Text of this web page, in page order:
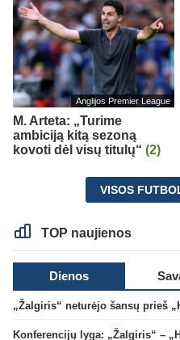
Anglijos Premier League
M. Arteta: „Turime
ambiciją kitą sezoną
kovoti dėl visų titulų“ (2)
VISOS
TOP naujienos
Dienos
„Žalgiris“ neturėjo šansų prieš